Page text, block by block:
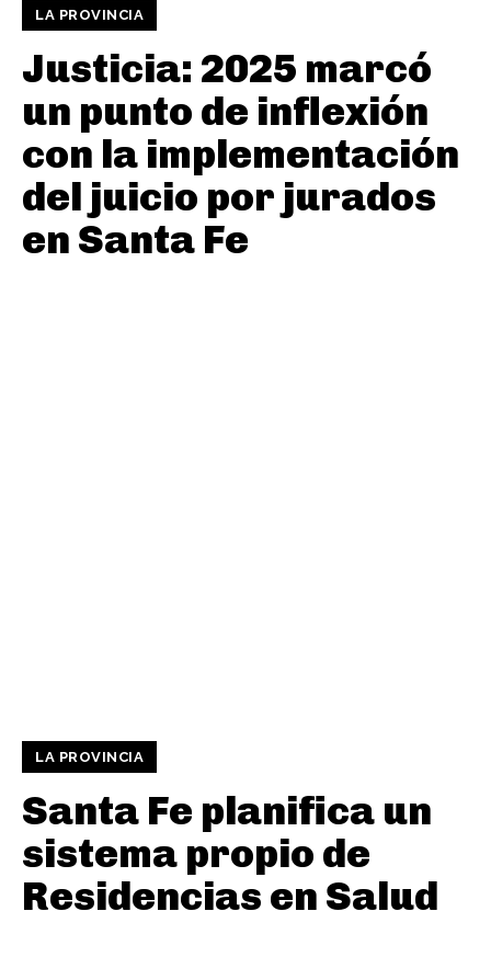
LA PROVINCIA
Justicia: 2025 marcó
un punto de inflexión
con la implementación
del juicio por jurados
en Santa Fe
LA PROVINCIA
Santa Fe planifica un
sistema propio de
Residencias en Salud